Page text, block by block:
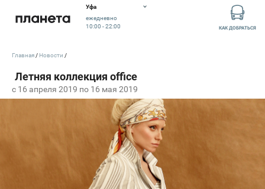
Уфа
ежедневно
10:00 - 22:00
КАК ДОБРАТЬСЯ
c 16 апреля 2019 по 16 мая 2019
Главная Новости